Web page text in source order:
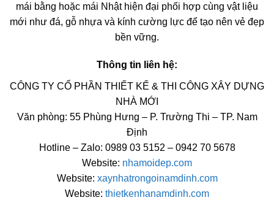
mái bằng hoặc mái Nhật hiện đại phối hợp cùng vật liệu
mới như đá, gỗ nhựa và kính cường lực để tạo nên vẻ đẹp
bền vững.
Thông tin liên hệ:
CÔNG TY CỔ PHẦN THIẾT KẾ & THI CÔNG XÂY DỰNG
NHÀ MỚI
Văn phòng: 55 Phùng Hưng – P. Trường Thi – TP. Nam
Định
Hotline – Zalo: 0989 03 5152 – 0942 70 5678
Website: nhamoidep.com
Website: xaynhatrongoinamdinh.com
Website: thietkenhanamdinh.com